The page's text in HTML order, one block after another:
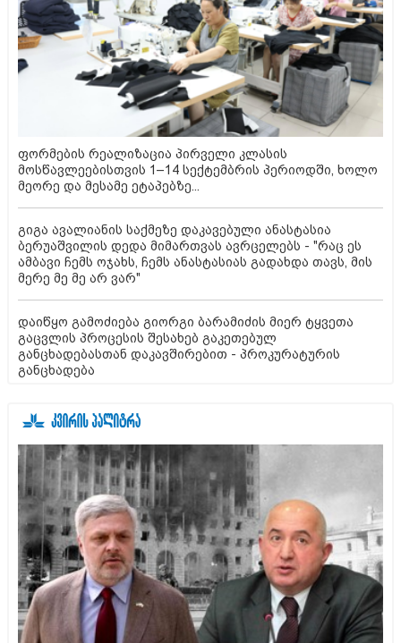
ფორმების რეალიზაცია პირველი კლასის
მოსწავლეებისთვის 1–14 სექტემბრის პერიოდში, ხოლო
მეორე და მესამე ეტაპებზე...
გიგა ავალიანის საქმეზე დაკავებული ანასტასია
ბერუაშვილის დედა მიმართვას ავრცელებს - "რაც ეს
ამბავი ჩემს ოჯახს, ჩემს ანასტასიას გადახდა თავს, მის
მერე მე მე არ ვარ"
დაიწყო გამოძიება გიორგი ბარამიძის მიერ ტყვეთა
გაცვლის პროცესის შესახებ გაკეთებულ
განცხადებასთან დაკავშირებით - პროკურატურის
განცხადება